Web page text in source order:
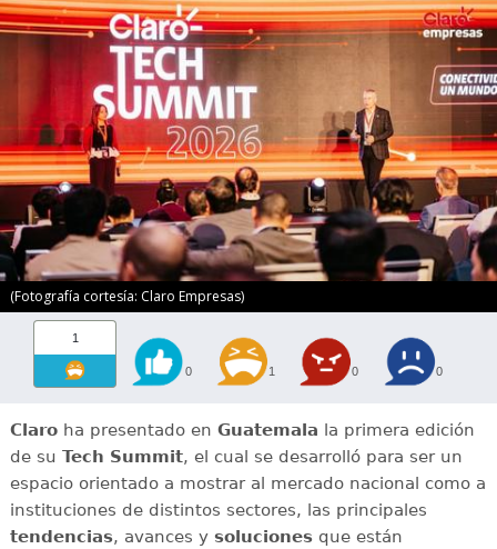
(Fotografía cortesía: Claro Empresas)
1
0 1 0 0
Claroha presentado en Guatemala la primera edición
de su Tech Summit, el cual se desarrolló para ser un
espacio orientado a mostrar al mercado nacional como a
instituciones de distintos sectores, las principales
tendencias, avances y solucionesque están